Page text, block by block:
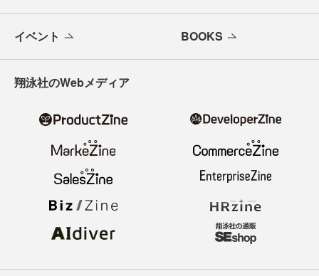
イベント BOOKS
翔泳社のWebメディア